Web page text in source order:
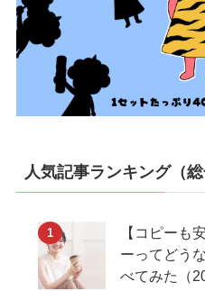
人気記事ランキング（総
【コピーも
ーってどう
べてみた（